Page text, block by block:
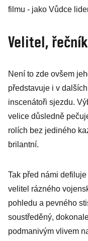
filmu - jako Vůdce
Velitel,
Není to zde ovšem
představuje i v
inscenátoři sjezdu.
velice důsledně
rolích bez jediného
brilantní.
Tak před námi
velitel rázného
pohledu a pevného
soustředěný,
podmanivým vlivem